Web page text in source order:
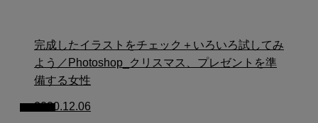
完成したイラストをチェック＋いろいろ試してみ
よう／Photoshop_クリスマス、プレゼントを準
備する女性
2020.12.06